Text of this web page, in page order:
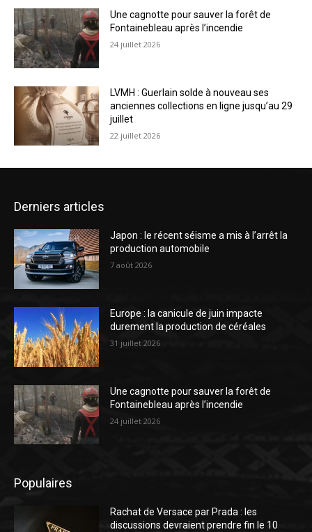
Une cagnotte pour sauver la forêt de
Fontainebleau après l’incendie
24 juillet 2026
LVMH : Guerlain solde à nouveau ses
anciennes collections en ligne jusqu’au 29
juillet
22 juillet 2026
Derniers articles
Japon : le récent séisme a mis à l’arrêt la
production automobile
7 août 2026
Europe : la canicule de juin impacte
durement la production de céréales
31 juillet 2026
Une cagnotte pour sauver la forêt de
Fontainebleau après l’incendie
24 juillet 2026
Populaires
Rachat de Versace par Prada : les
discussions devraient prendre fin le 10